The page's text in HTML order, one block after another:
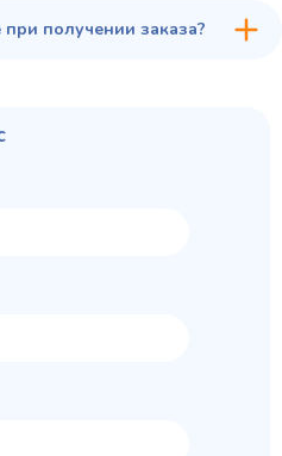
получении заказа?